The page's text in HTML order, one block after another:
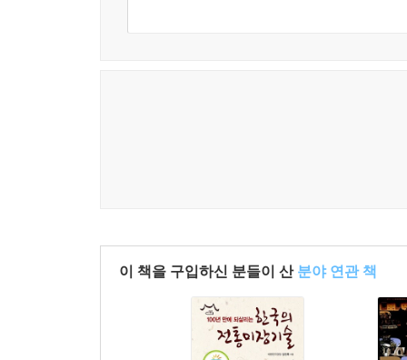
오랫동안 주택의 방바닥과 벽을 소똥으로 문질러
이용하면서 우연히 시작되었을 것이다. 흙 반죽
미장법은 다양하고 섬세하게 발전했다.
이 책을 구입하신 분들이 산 분야 연관 책